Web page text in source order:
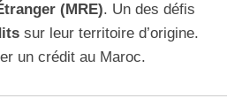
(MRE). Un des défis
sur leur territoire d’origine.
un crédit au Maroc.